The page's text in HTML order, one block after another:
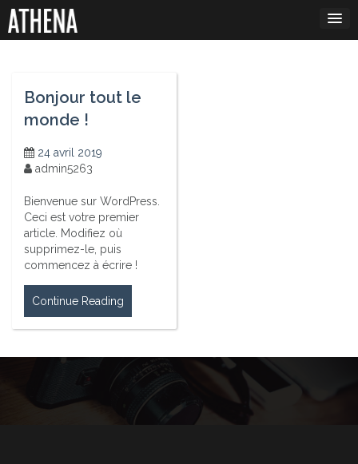
Skip
to
content
Bonjour tout le
monde !
24 avril 2019
admin5263
Bienvenue sur WordPress.
Ceci est votre premier
article. Modifiez où
supprimez-le, puis
commencez à écrire !
Continue Reading